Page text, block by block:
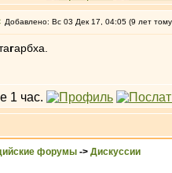
Добавлено: Вс 03 Дек 17, 04:05 (9 лет
гарбха.
форумы -> Дискуссии